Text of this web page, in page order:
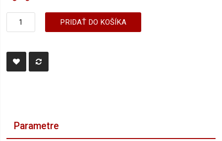
PRIDAŤ DO KOŠÍKA
Parametre